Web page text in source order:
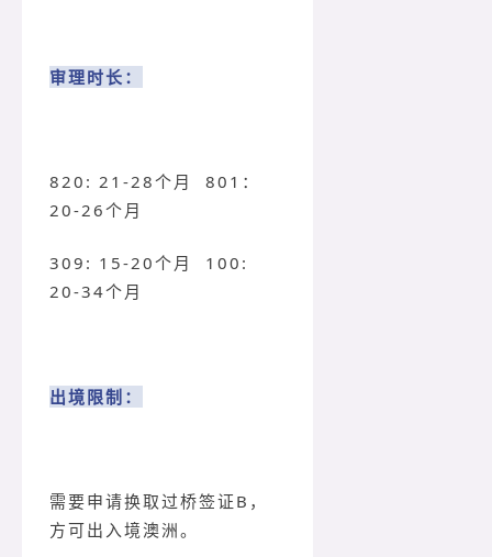
审理时长：
820: 21-28个月 801：
20-26个月
309: 15-20个月 100:
20-34个月
出境限制：
需要申请换取过桥签证B，
方可出入境澳洲。